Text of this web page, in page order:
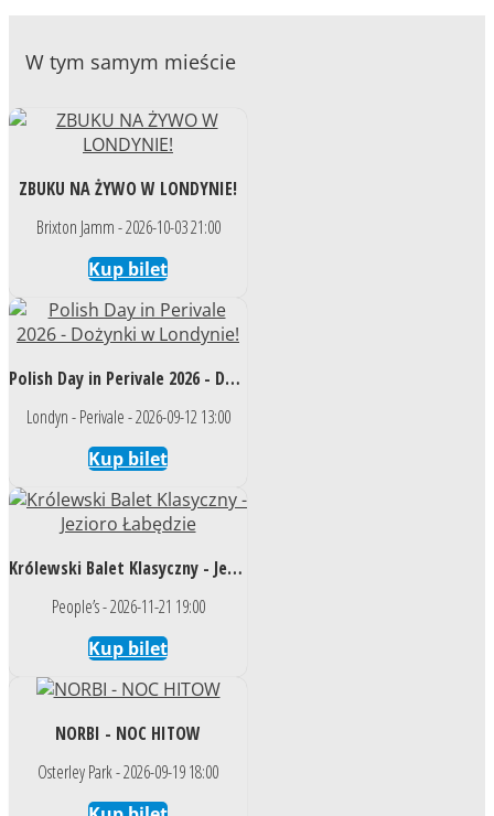
W tym samym mieście
ZBUKU NA ŻYWO W LONDYNIE!
Brixton Jamm - 2026-10-03 21:00
Kup bilet
Polish Day in Perivale 2026 - Dożynki w Londynie!
Londyn - Perivale - 2026-09-12 13:00
Kup bilet
Królewski Balet Klasyczny - Jezioro Łabędzie
People’s - 2026-11-21 19:00
Kup bilet
NORBI - NOC HITOW
Osterley Park - 2026-09-19 18:00